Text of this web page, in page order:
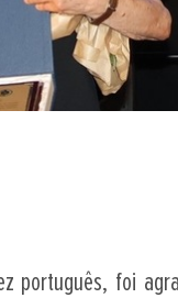
português, foi